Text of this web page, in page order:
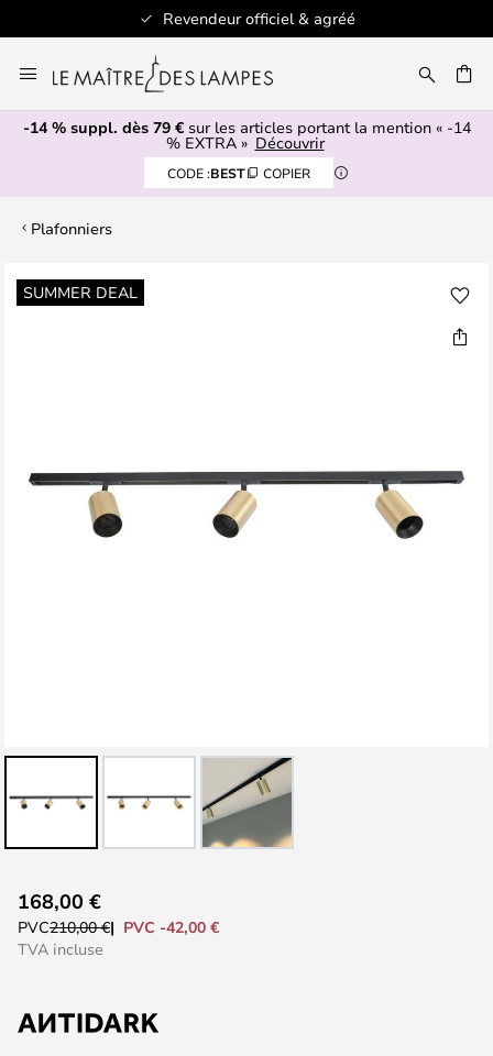
Revendeur officiel & agréé
au
contenu
-14 % suppl. dès 79 €sur les articles portant la mention « -14
% EXTRA » Découvrir
CODE :BEST COPIER
Plafonniers
SUMMER DEAL
Skip
to
gallery
to
the
the
168,00 €
PVC210,00 €
PVC -42,00 €
TVA incluse